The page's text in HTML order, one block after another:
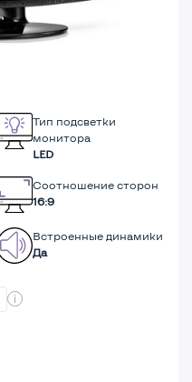
Тип подсветки
монитора
LED
Соотношение сторон
16:9
Встроенные динамики
Да